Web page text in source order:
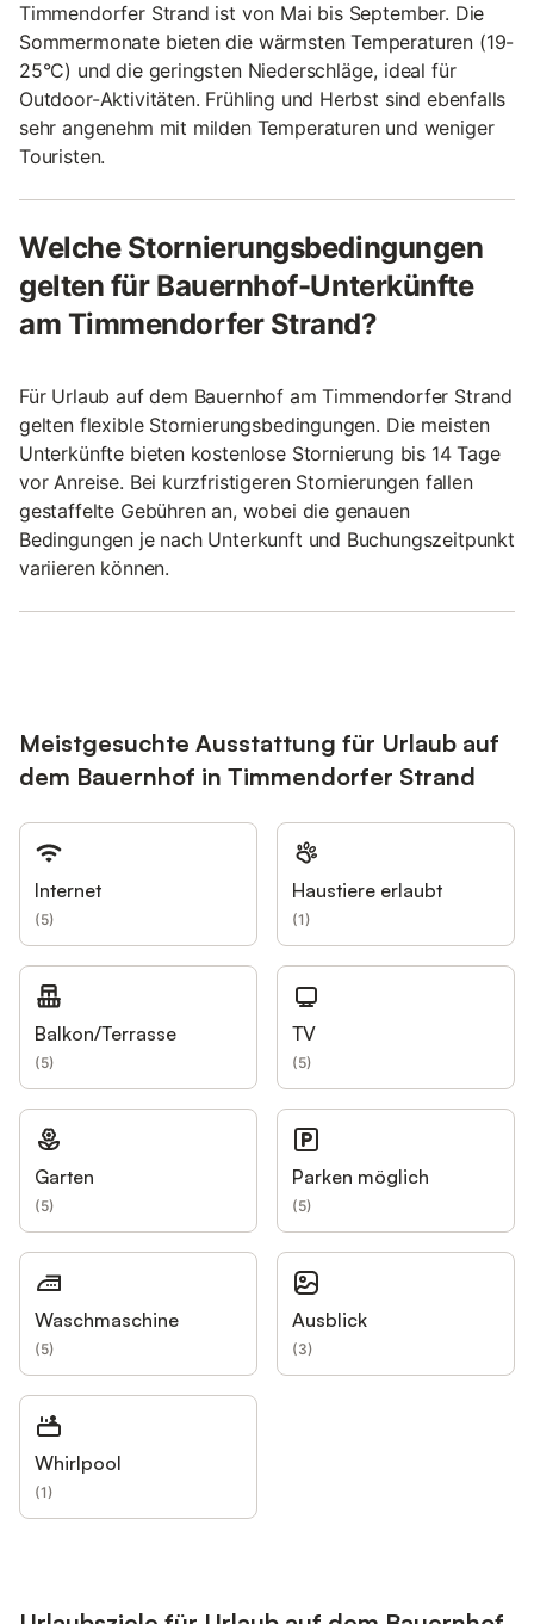
Timmendorfer Strand ist von Mai bis September. Die
Sommermonate bieten die wärmsten Temperaturen (19-
25°C) und die geringsten Niederschläge, ideal für
Outdoor-Aktivitäten. Frühling und Herbst sind ebenfalls
sehr angenehm mit milden Temperaturen und weniger
Touristen.
Welche Stornierungsbedingungen
gelten für Bauernhof-Unterkünfte
am Timmendorfer Strand?
Für Urlaub auf dem Bauernhof am Timmendorfer Strand
gelten flexible Stornierungsbedingungen. Die meisten
Unterkünfte bieten kostenlose Stornierung bis 14 Tage
vor Anreise. Bei kurzfristigeren Stornierungen fallen
gestaffelte Gebühren an, wobei die genauen
Bedingungen je nach Unterkunft und Buchungszeitpunkt
variieren können.
Meistgesuchte Ausstattung für Urlaub auf
dem Bauernhof in Timmendorfer Strand
Internet
(5)
Haustiere erlaubt
(1)
Balkon/Terrasse
(5)
TV
(5)
Garten
(5)
Parken möglich
(5)
Waschmaschine
(5)
Ausblick
(3)
Whirlpool
(1)